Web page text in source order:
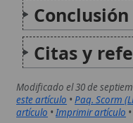
La diócesis de
de las
Iglesia católica
territorio
con un rico
Archidiócesis de
La